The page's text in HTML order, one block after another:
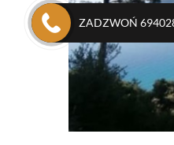
ZADZWOŃ